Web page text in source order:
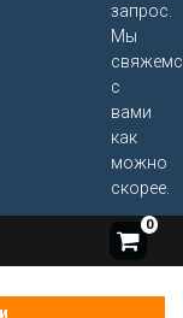
запрос.
Мы
с
вами
как
можно
скорее.
0